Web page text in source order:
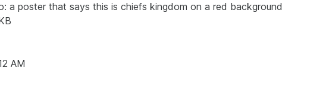
a poster that says this is chiefs kingdom on a red background
AM